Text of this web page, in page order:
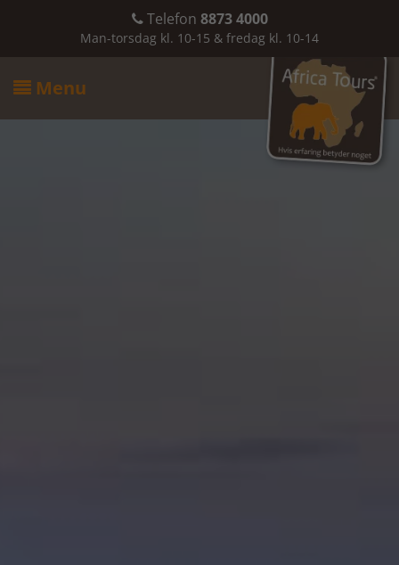
Telefon 8873 4000
Man-torsdag kl. 10-15 & fredag kl. 10-14
 Menu